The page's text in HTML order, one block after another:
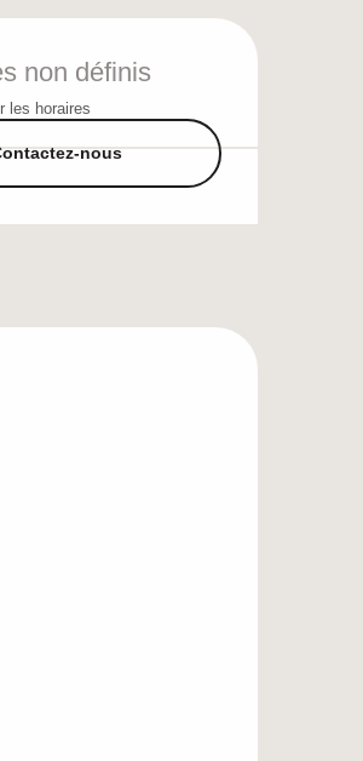
et
non définis
les horaires
nous